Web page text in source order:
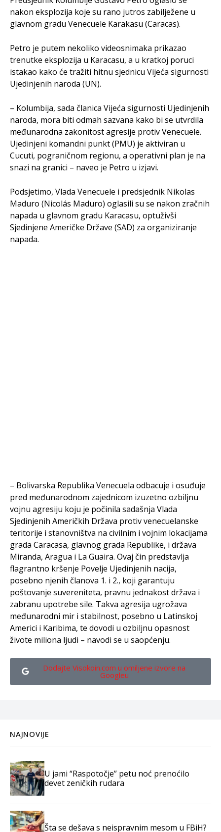
nakon eksplozija koje su rano jutros zabilježene u
glavnom gradu Venecuele Karakasu (Caracas).
Petro je putem nekoliko videosnimaka prikazao
trenutke eksplozija u Karacasu, a u kratkoj poruci
istakao kako će tražiti hitnu sjednicu Vijeća sigurnosti
Ujedinjenih naroda (UN).
– Kolumbija, sada članica Vijeća sigurnosti Ujedinjenih
naroda, mora biti odmah sazvana kako bi se utvrdila
međunarodna zakonitost agresije protiv Venecuele.
Ujedinjeni komandni punkt (PMU) je aktiviran u
Cucuti, pograničnom regionu, a operativni plan je na
snazi na granici – naveo je Petro u izjavi.
Podsjetimo, Vlada Venecuele i predsjednik Nikolas
Maduro (Nicolás Maduro) oglasili su se nakon zračnih
napada u glavnom gradu Karacasu, optuživši
Sjedinjene Američke Države (SAD) za organiziranje
napada.
– Bolivarska Republika Venecuela odbacuje i osuđuje
pred međunarodnom zajednicom izuzetno ozbiljnu
vojnu agresiju koju je počinila sadašnja Vlada
Sjedinjenih Američkih Država protiv venecuelanske
teritorije i stanovništva na civilnim i vojnim lokacijama
grada Caracasa, glavnog grada Republike, i država
Miranda, Aragua i La Guaira. Ovaj čin predstavlja
flagrantno kršenje Povelje Ujedinjenih nacija,
posebno njenih članova 1. i 2., koji garantuju
poštovanje suvereniteta, pravnu jednakost država i
zabranu upotrebe sile. Takva agresija ugrožava
međunarodni mir i stabilnost, posebno u Latinskoj
Americi i Karibima, te dovodi u ozbiljnu opasnost
živote miliona ljudi – navodi se u saopćenju.
Dodajte Visokoin.com u omiljene izvore na
Googleu
NAJNOVIJE
U jami “Raspotočje” petu noć prenoćilo
devet zeničkih rudara
Šta se dešava s neispravnim mesom u FBiH?